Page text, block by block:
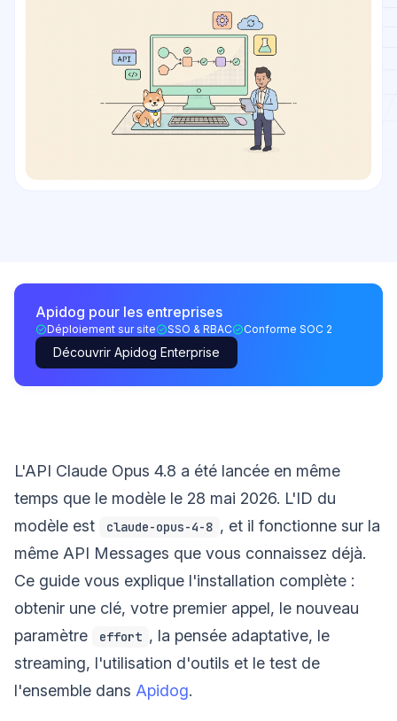
Apidog pour les entreprises
Déploiement sur site SSO & RBAC Conforme SOC 2
Découvrir Apidog Enterprise
L'API Claude Opus 4.8 a été lancée en même
temps que le modèle le 28 mai 2026. L'ID du
modèle est
claude-opus-4-8 , et il fonctionne sur la
même API Messages que vous connaissez déjà.
Ce guide vous explique l'installation complète :
obtenir une clé, votre premier appel, le nouveau
paramètre
effort , la pensée adaptative, le
streaming, l'utilisation d'outils et le test de
l'ensemble dans Apidog.